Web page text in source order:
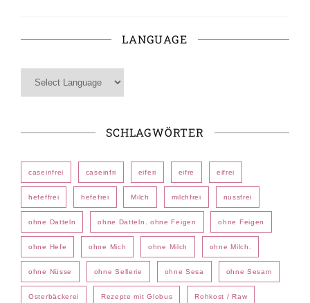
LANGUAGE
SCHLAGWÖRTER
caseinfrei caseinfri eiferi eifre eifrei
hefeffrei hefefrei Milch milchfrei nussfrei
ohne Datteln ohne Datteln. ohne Feigen ohne Feigen
ohne Hefe ohne Mich ohne Milch ohne Milch.
ohne Nüsse ohne Sellerie ohne Sesa ohne Sesam
Osterbäckerei Rezepte mit Globus Rohkost / Raw